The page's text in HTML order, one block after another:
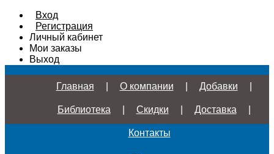
Вход
Регистрация
Личный кабинет
Мои заказы
Выход
Главная О компании Добавки
Библиотека Скидки Доставка
Контакты